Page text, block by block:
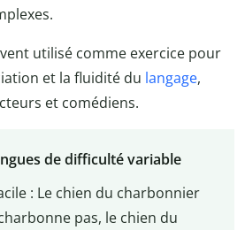
utilisé comme exercice pour
et la fluidité du langage,
et comédiens.
de difficulté variable
: Le chien du charbonnier
pas, le chien du